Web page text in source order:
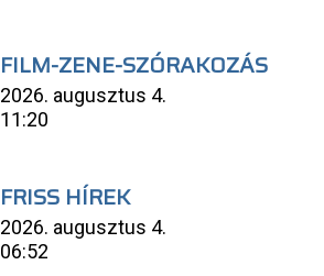
FILM-ZENE-SZÓRAKOZÁS
2026. augusztus 4.
11:20
FRISS HÍREK
2026. augusztus 4.
06:52